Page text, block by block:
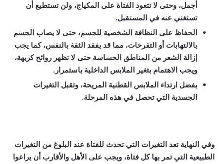
أجمل، وحتى لا تتعود الفتاة على المكياج، ولن تستطيع أن
تستغني عنه في المستقبل.
الحفاظ على النظافة الشخصية للجسم، حتى لا يصاب الجسم
بالالتهابات أو التقرحات، مما قد يفقد الثقة بالنفس، كما يجب
إزالة الشعر من المناطق الحساسة حتى لا تظهر روائح كريهة،
ويجب الاهتمام بتغير الملابس الداخلية باستمرار.
يفضل ارتداء الملابس القطنية المريحة، وتقبل التغيرات
الجسدية التي تحصل في هذه المرحلة.
وفي النهاية تعد التغيرات التي تحدث للفتاة عند البلوغ من التغيرات
الطبيعية التي تمر بها كل فتاة، ويجب على الأهل والأقارب أن يراعوا